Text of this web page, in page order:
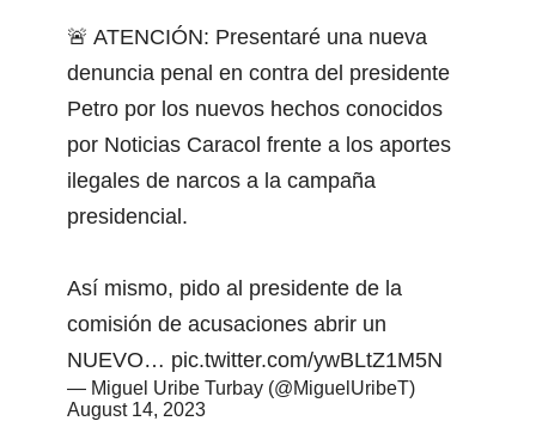
🚨 ATENCIÓN: Presentaré una nueva
denuncia penal en contra del presidente
Petro por los nuevos hechos conocidos
por Noticias Caracol frente a los aportes
ilegales de narcos a la campaña
presidencial.
Así mismo, pido al presidente de la
comisión de acusaciones abrir un
NUEVO… pic.twitter.com/ywBLtZ1M5N
— Miguel Uribe Turbay (@MiguelUribeT)
August 14, 2023